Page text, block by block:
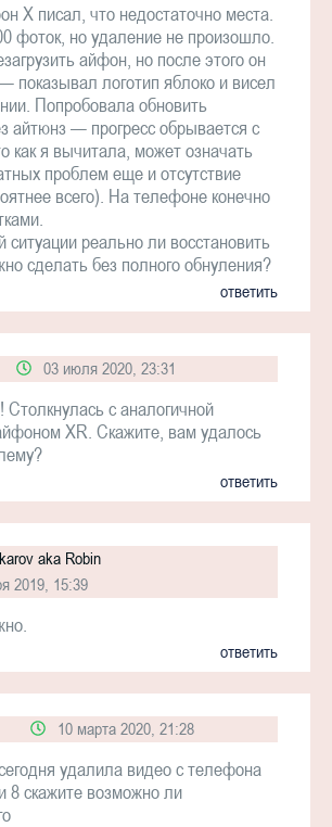
X писал, что недостаточно места.
фоток, но удаление не произошло.
айфон, но после этого он
показывал логотип яблоко и висел
Попробовала обновить
айтюнз — прогресс обрывается с
как я вычитала, может означать
проблем еще и отсутствие
всего). На телефоне конечно
ситуации реально ли восстановить
сделать без полного обнуления?
ответить
03 июля 2020, 23:31
с аналогичной
XR. Скажите, вам удалось
ответить
aka Robin
2019, 15:39
ответить
10 марта 2020, 21:28
удалила видео с телефона
8 скажите возможно ли